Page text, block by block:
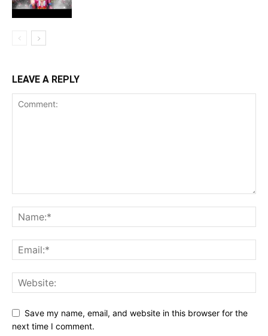
LEAVE A REPLY
Save my name, email, and website in this browser for the
next time I comment.